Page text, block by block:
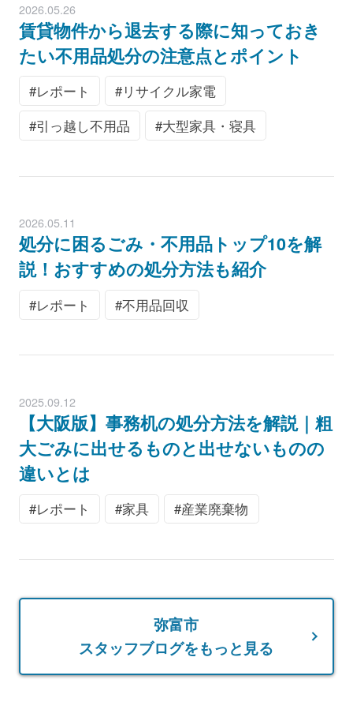
2026.05.26
賃貸物件から退去する際に知っておき
たい不用品処分の注意点とポイント
レポート
リサイクル家電
引っ越し不用品
大型家具・寝具
2026.05.11
処分に困るごみ・不用品トップ10を解
説！おすすめの処分方法も紹介
レポート 不用品回収
2025.09.12
【大阪版】事務机の処分方法を解説｜粗
大ごみに出せるものと出せないものの
違いとは
レポート 家具 産業廃棄物
弥富市
スタッフブログをもっと見る